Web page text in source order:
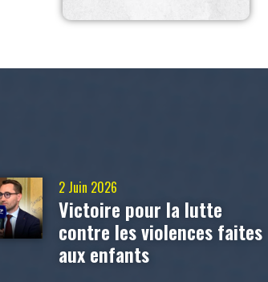
2 Juin 2026
Victoire pour la lutte
contre les violences faites
aux enfants